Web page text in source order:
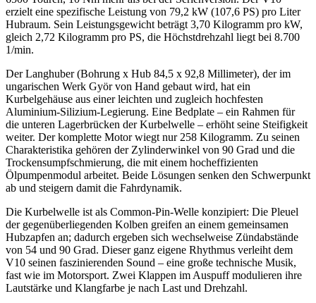
erzielt eine spezifische Leistung von 79,2 kW (107,6 PS) pro Liter
Hubraum. Sein Leistungsgewicht beträgt 3,70 Kilogramm pro kW,
gleich 2,72 Kilogramm pro PS, die Höchstdrehzahl liegt bei 8.700
1/min.
Der Langhuber (Bohrung x Hub 84,5 x 92,8 Millimeter), der im
ungarischen Werk Györ von Hand gebaut wird, hat ein
Kurbelgehäuse aus einer leichten und zugleich hochfesten
Aluminium-Silizium-Legierung. Eine Bedplate – ein Rahmen für
die unteren Lagerbrücken der Kurbelwelle – erhöht seine Steifigkeit
weiter. Der komplette Motor wiegt nur 258 Kilogramm. Zu seinen
Charakteristika gehören der Zylinderwinkel von 90 Grad und die
Trockensumpfschmierung, die mit einem hocheffizienten
Ölpumpenmodul arbeitet. Beide Lösungen senken den Schwerpunkt
ab und steigern damit die Fahrdynamik.
Die Kurbelwelle ist als Common-Pin-Welle konzipiert: Die Pleuel
der gegenüber­liegenden Kolben greifen an einem gemeinsamen
Hubzapfen an; dadurch ergeben sich wechselweise Zündabstände
von 54 und 90 Grad. Dieser ganz eigene Rhythmus verleiht dem
V10 seinen faszinierenden Sound – eine große technische Musik,
fast wie im Motorsport. Zwei Klappen im Auspuff modulieren ihre
Lautstärke und Klangfarbe je nach Last und Drehzahl.